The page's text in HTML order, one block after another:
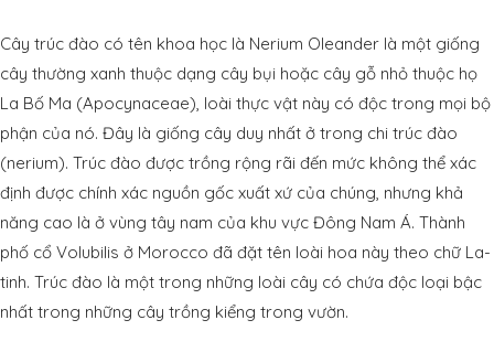
Cây trúc đào có tên khoa học là Nerium Oleander là một giống
cây thường xanh thuộc dạng cây bụi hoặc cây gỗ nhỏ thuộc họ
La Bố Ma (Apocynaceae), loài thực vật này có độc trong mọi bộ
phận của nó. Đây là giống cây duy nhất ở trong chi trúc đào
(nerium). Trúc đào được trồng rộng rãi đến mức không thể xác
định được chính xác nguồn gốc xuất xứ của chúng, nhưng khả
năng cao là ở vùng tây nam của khu vực Đông Nam Á. Thành
phố cổ Volubilis ở Morocco đã đặt tên loài hoa này theo chữ La-
tinh. Trúc đào là một trong những loài cây có chứa độc loại bậc
nhất trong những cây trồng kiểng trong vườn.